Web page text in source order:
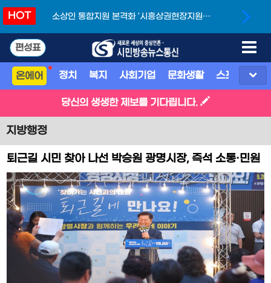
HOT
소상인 통합지원 본격화 ‘시흥상권현장지원단’
편성표
온에어 정치 복지 사회기업 문화생활 스포츠 지
당신의 생생한 제보를 기다립니다.
지방행정
퇴근길 시민 찾아 나선 박승원 광명시장, 즉석 소통·민원
해결 눈길